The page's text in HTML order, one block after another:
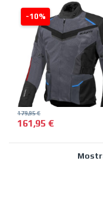
-10%
161,95€
179,95€
Este producto tiene